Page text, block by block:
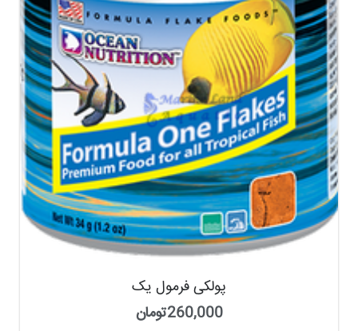
پولکی فرمول یک
260,000تومان